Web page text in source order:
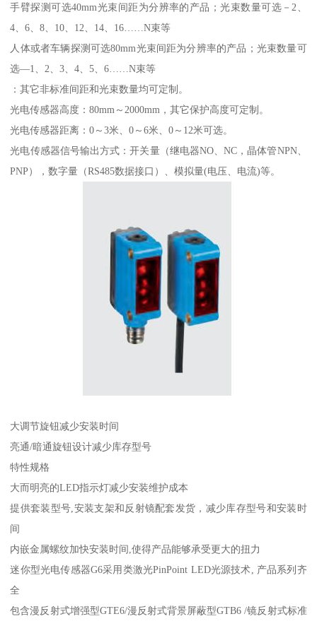
手臂探测可选40mm光束间距为分辨率的产品；光束数量可选－2、
4、6、8、10、12、14、16……N束等
人体或者车辆探测可选80mm光束间距为分辨率的产品；光束数量可
选—1、2、3、4、5、6……N束等
：其它非标准间距和光束数量均可定制。
光电传感器高度：80mm～2000mm，其它保护高度可定制。
光电传感器距离：0～3米、0～6米、0～12米可选。
光电传感器信号输出方式：开关量（继电器NO、NC，晶体管NPN、
PNP），数字量（RS485数据接口）、模拟量(电压、电流)等。
大调节旋钮减少安装时间
亮通/暗通旋钮设计减少库存型号
特性规格
大而明亮的LED指示灯减少安装维护成本
提供套装型号,安装支架和反射镜配套发货，减少库存型号和安装时
间
内嵌金属螺纹加快安装时间,使得产品能够承受更大的扭力
迷你型光电传感器G6采用类激光PinPoint LED光源技术, 产品系列齐
全
包含漫反射式增强型GTE6/漫反射式背景屏蔽型GTB6 /镜反射式标准